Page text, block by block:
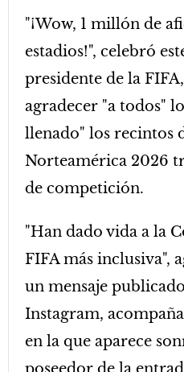
"¡Wow, 1 millón de
estadios!", celebró
presidente de la
agradecer "a todos"
llenado" los recintos
Norteamérica 2026
de competición.
"Han dado vida a la
FIFA más inclusiva",
un mensaje
Instagram,
en la que aparece